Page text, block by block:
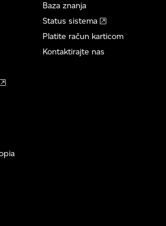
Baza znanja
Status sistema
Platite račun karticom
Kontaktirajte nas